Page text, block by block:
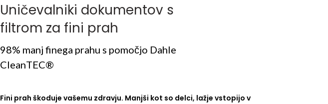
Uničevalniki dokumentov s
filtrom za fini prah
98% manj finega prahu s pomočjo Dahle
CleanTEC®
Fini prah škoduje vašemu zdravju. Manjši kot so delci, lažje vstopijo v